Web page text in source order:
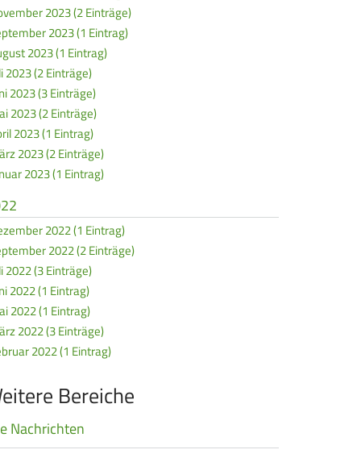
2023 (2 Einträge)
2023 (1 Eintrag)
2023 (1 Eintrag)
2023 (2 Einträge)
2023 (3 Einträge)
2023 (2 Einträge)
2023 (1 Eintrag)
2023 (2 Einträge)
2023 (1 Eintrag)
2022 (1 Eintrag)
2022 (2 Einträge)
2022 (3 Einträge)
2022 (1 Eintrag)
2022 (1 Eintrag)
2022 (3 Einträge)
2022 (1 Eintrag)
Bereiche
Nachrichten